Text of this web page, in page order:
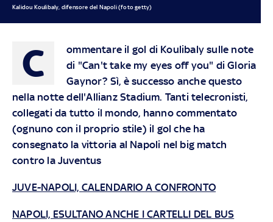
Kalidou Koulibaly, difensore del Napoli (foto getty)
C
ommentare il gol di Koulibaly sulle note
di "Can't take my eyes off you" di Gloria
Gaynor? Sì, è successo anche questo
nella notte dell'Allianz Stadium. Tanti telecronisti,
collegati da tutto il mondo, hanno commentato
(ognuno con il proprio stile) il gol che ha
consegnato la vittoria al Napoli nel big match
contro la Juventus
JUVE-NAPOLI, CALENDARIO A CONFRONTO
NAPOLI, ESULTANO ANCHE I CARTELLI DEL BUS